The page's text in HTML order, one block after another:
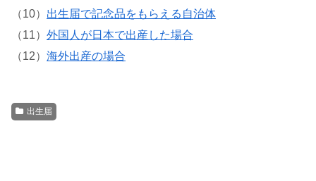
（10） 出生届で記念品をもらえる自治体
（11） 外国人が日本で出産した場合
（12） 海外出産の場合
出生届